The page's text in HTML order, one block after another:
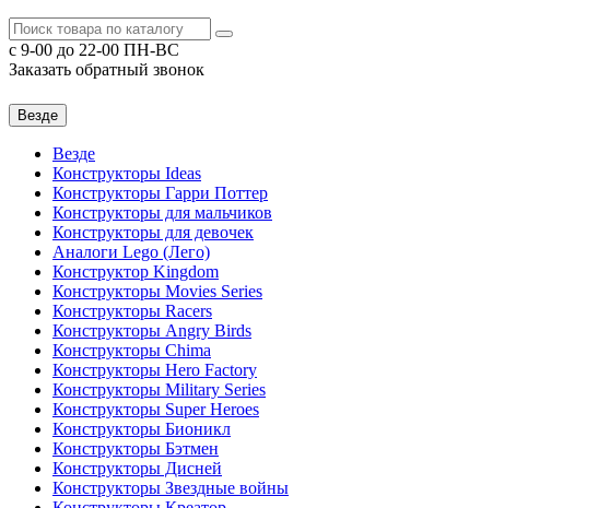
c 9-00 до 22-00 ПН-ВС
Заказать обратный звонок
Везде
Везде
Конструкторы Ideas
Конструкторы Гарри Поттер
Конструкторы для мальчиков
Конструкторы для девочек
Аналоги Lego (Лего)
Конструктор Kingdom
Конструкторы Movies Series
Конструкторы Racers
Конструкторы Angry Birds
Конструкторы Chima
Конструкторы Hero Factory
Конструкторы Military Series
Конструкторы Super Heroes
Конструкторы Бионикл
Конструкторы Бэтмен
Конструкторы Дисней
Конструкторы Звездные войны